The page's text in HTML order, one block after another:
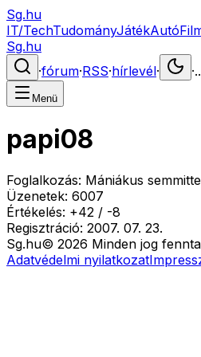
Sg.hu
IT/TechTudományJátékAutó
Sg.hu
·fórum·RSS·hírlevél· ·
Menü
papi08
Foglalkozás: Mániákus
Üzenetek: 6007
Értékelés: +42 / -8
Regisztráció: 2007. 07. 23.
Sg.hu© 2026 Minden jog
Adatvédelmi nyilatkozat